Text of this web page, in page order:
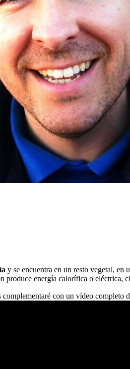
y se encuentra en un resto vegetal, en
produce energía calorífica o eléctrica,
complementaré con un vídeo completo